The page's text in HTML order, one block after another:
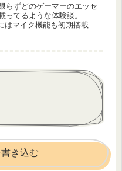
らずどのゲーマーのエッセ
ってるような体験談。
はマイク機能も初期搭載さ
き込む